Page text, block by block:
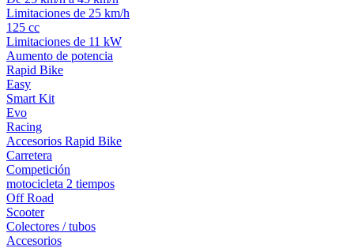
Limitaciones de 25 km/h
125 cc
Limitaciones de 11 kW
Aumento de potencia
Rapid Bike
Easy
Smart Kit
Evo
Racing
Accesorios Rapid Bike
Carretera
Competición
motocicleta 2 tiempos
Off Road
Scooter
Colectores / tubos
Accesorios